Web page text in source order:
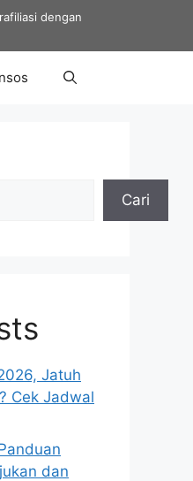
dengan
Cari
Jatuh
Cek Jadwal
dan